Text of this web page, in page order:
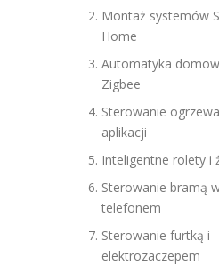
Montaż systemów
Home
Automatyka
Zigbee
Sterowanie
aplikacji
Inteligentne rolety i
Sterowanie bramą
telefonem
Sterowanie furtką i
elektrozaczepem